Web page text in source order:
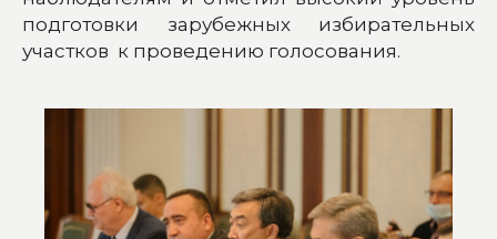
подготовки зарубежных избирательных
участков к проведению голосования.